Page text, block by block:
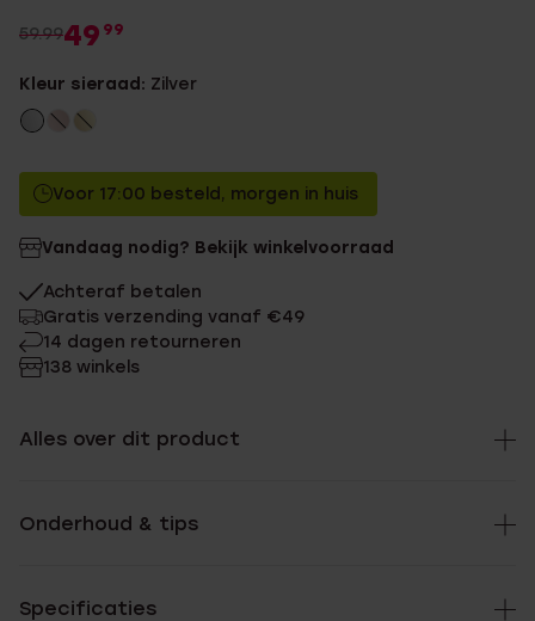
59.9949 99
Kleur sieraad: Zilver
Voor 17:00 besteld, morgen in huis
Vandaag nodig? Bekijk winkelvoorraad
Achteraf betalen
Gratis verzending vanaf €49
14 dagen retourneren
138 winkels
Alles over dit product
Onderhoud & tips
Specificaties